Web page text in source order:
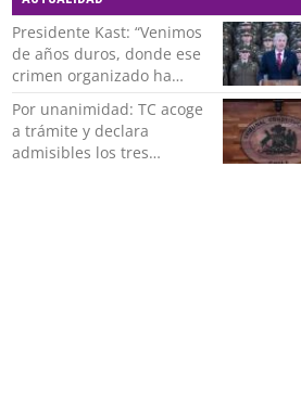
Presidente Kast: “Venimos
de años duros, donde ese
crimen organizado ha
ocupado un lugar que no
le corresponde”
Por unanimidad: TC acoge
a trámite y declara
admisibles los tres